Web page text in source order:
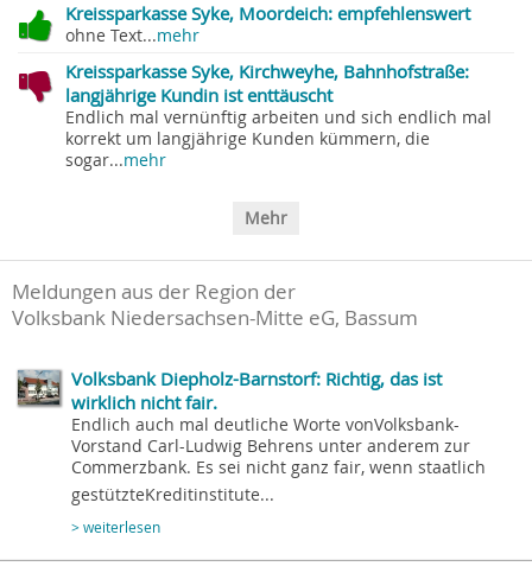
Kreissparkasse Syke, Moordeich: empfehlenswert
ohne Text...mehr
Kreissparkasse Syke, Kirchweyhe, Bahnhofstraße:
langjährige Kundin ist enttäuscht
Endlich mal vernünftig arbeiten und sich endlich mal
korrekt um langjährige Kunden kümmern, die
sogar...mehr
Mehr
Meldungen aus der Region der
Volksbank Niedersachsen-Mitte eG, Bassum
Volksbank Diepholz-Barnstorf: Richtig, das ist
wirklich nicht fair.
Endlich auch mal deutliche Worte vonVolksbank-
Vorstand Carl-Ludwig Behrens unter anderem zur
Commerzbank. Es sei nicht ganz fair, wenn staatlich
gestützteKreditinstitute...
> weiterlesen